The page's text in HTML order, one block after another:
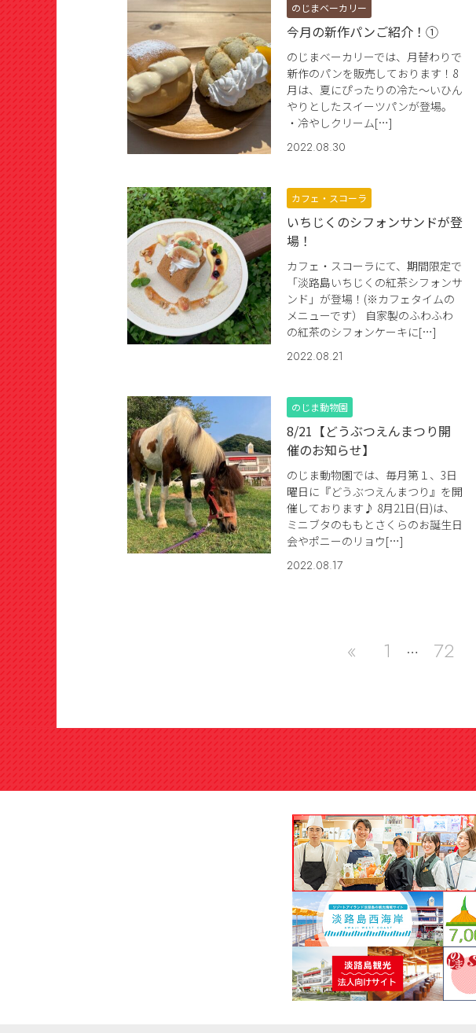
のじまベーカリー
今月の新作パンご紹介！①
のじまベーカリーでは、月替わりで
新作のパンを販売しております！8
月は、夏にぴったりの冷た～いひん
やりとしたスイーツパンが登場。
・冷やしクリーム[…]
2022.08.30
カフェ・スコーラ
いちじくのシフォンサンドが登
場！
カフェ・スコーラにて、期間限定で
「淡路島いちじくの紅茶シフォンサ
ンド」が登場！(※カフェタイムの
メニューです） 自家製のふわふわ
の紅茶のシフォンケーキに[…]
2022.08.21
のじま動物園
8/21【どうぶつえんまつり開
催のお知らせ】
のじま動物園では、毎月第１、3日
曜日に『どうぶつえんまつり』を開
催しております♪ 8月21日(日)は、
ミニブタのももとさくらのお誕生日
会やポニーのリョウ[…]
2022.08.17
« 1 … 72